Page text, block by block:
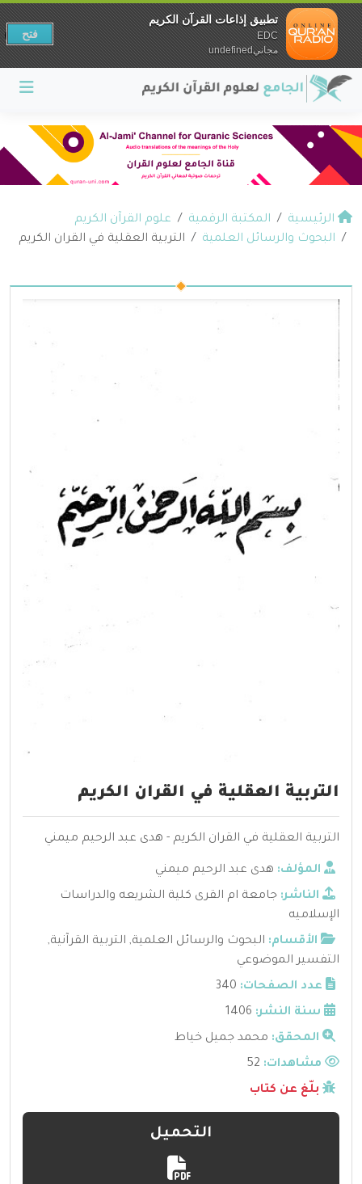
الرئيسية المكتبة الرقمية
علوم القرآن الكريم
البحوث والرسائل العلمية
التربية العقلية في القران الكريم
التربية العقلية في القران الكريم
التربية العقلية في القران الكريم - هدى عبد الرحيم ميمني
المؤلف: هدى عبد الرحيم ميمني
الناشر: جامعة ام القرى كلية الشريعه والدراسات
الإسلاميه
الأقسام: البحوث والرسائل العلمية, التربية القرآنية,
التفسير الموضوعي
عدد الصفحات: 340
سنة النشر: 1406
المحقق: محمد جميل خياط
مشاهدات:
بلّغ عن كتاب
التحميل
تطبيق إذاعات القرآن الكريم
EDC
مجانيundefined
فتح